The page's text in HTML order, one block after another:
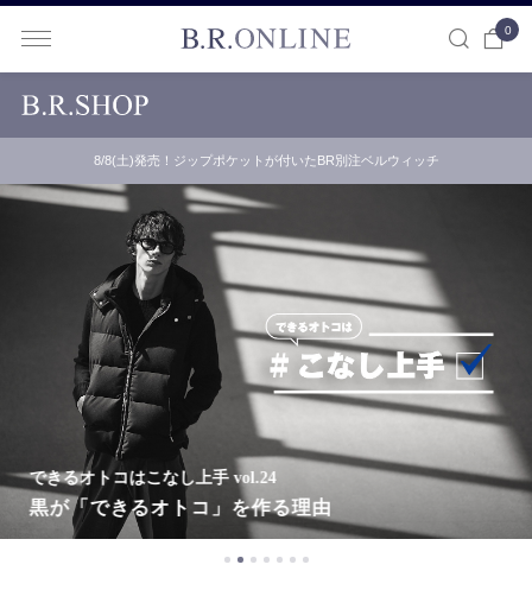
0
8/8(土)発売！ジップポケットが付いたBR別注ベルウィッチ
できるオトコはこなし上手 vol.24
黒が「できるオトコ」を作る理由